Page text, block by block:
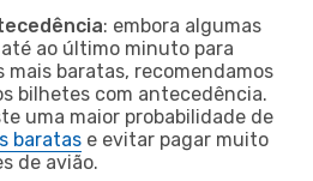
: embora algumas
ao último minuto para
baratas, recomendamos
bilhetes com antecedência.
uma maior probabilidade de
baratas e evitar pagar muito
de avião.